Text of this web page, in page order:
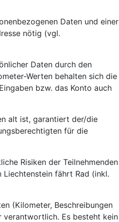
Daten und einer
nötig (vgl.
Daten durch den
Werten behalten sich die
bzw. das Konto auch
alt ist, garantiert der/die
für die
Risiken der Teilnehmenden
Liechtenstein fährt Rad (inkl.
(Kilometer, Beschreibungen
verantwortlich. Es besteht kein